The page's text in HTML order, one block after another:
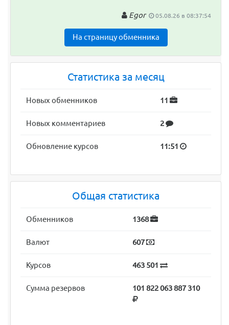
Egor 05.08.26 в 08:37:54
На страницу обменника
Статистика за месяц
Новых обменников 11
Новых комментариев 2
Обновление курсов 11:51
Общая статистика
Обменников 1368
Валют 607
Курсов 463 501
Сумма резервов 101 822 063 887 310